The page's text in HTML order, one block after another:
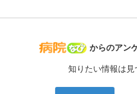
病院なび
からのアン
知りたい情報は